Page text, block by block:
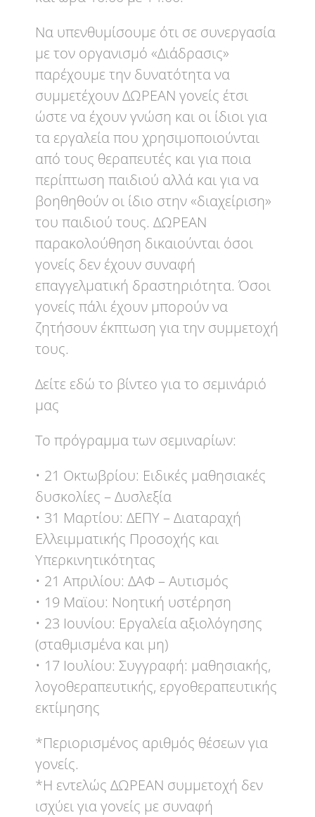
Να υπενθυμίσουμε ότι σε συνεργασία
με τον οργανισμό «Διάδρασις»
παρέχουμε την δυνατότητα να
συμμετέχουν ΔΩΡΕΑΝ γονείς έτσι
ώστε να έχουν γνώση και οι ίδιοι για
τα εργαλεία που χρησιμοποιούνται
από τους θεραπευτές και για ποια
περίπτωση παιδιού αλλά και για να
βοηθηθούν οι ίδιο στην «διαχείριση»
του παιδιού τους. ΔΩΡΕΑΝ
παρακολούθηση δικαιούνται όσοι
γονείς δεν έχουν συναφή
επαγγελματική δραστηριότητα. Όσοι
γονείς πάλι έχουν μπορούν να
ζητήσουν έκπτωση για την συμμετοχή
τους.
Δείτε εδώ το βίντεο για το σεμινάριό
μας
Το πρόγραμμα των σεμιναρίων:
• 21 Οκτωβρίου: Ειδικές μαθησιακές
δυσκολίες – Δυσλεξία
• 31 Μαρτίου: ΔΕΠΥ – Διαταραχή
Ελλειμματικής Προσοχής και
Υπερκινητικότητας
• 21 Απριλίου: ΔΑΦ – Αυτισμός
• 19 Μαϊου: Νοητική υστέρηση
• 23 Ιουνίου: Εργαλεία αξιολόγησης
(σταθμισμένα και μη)
• 17 Ιουλίου: Συγγραφή: μαθησιακής,
λογοθεραπευτικής, εργοθεραπευτικής
εκτίμησης
*Περιορισμένος αριθμός θέσεων για
γονείς.
*Η εντελώς ΔΩΡΕΑΝ συμμετοχή δεν
ισχύει για γονείς με συναφή